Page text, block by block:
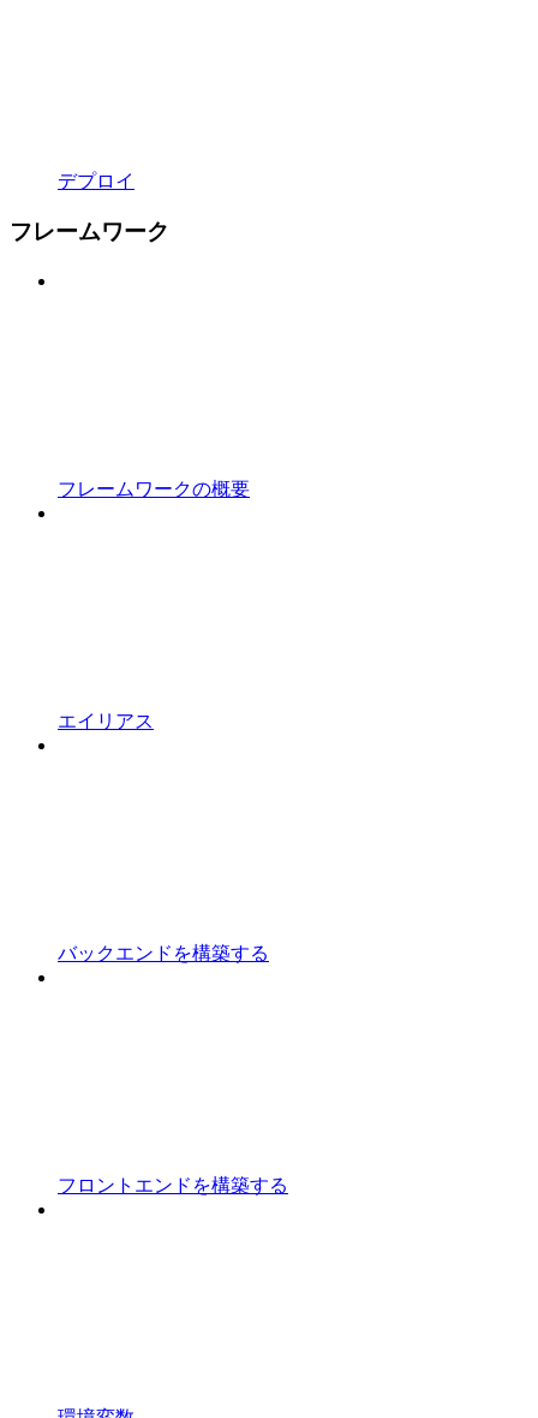
デプロイ
フレームワーク
フレームワークの概要
エイリアス
バックエンドを構築する
フロントエンドを構築する